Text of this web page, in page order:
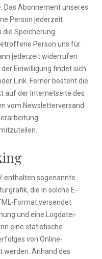
Das Abonnement unseres
Person jederzeit
die Speicherung
Person uns für
jederzeit widerrufen
Einwilligung findet sich
Link. Ferner besteht die
auf der Internetseite des
vom Newsletterversand
enthalten sogenannte
die in solche E-
Format versendet
und eine Logdatei-
eine statistische
von Online-
werden. Anhand des